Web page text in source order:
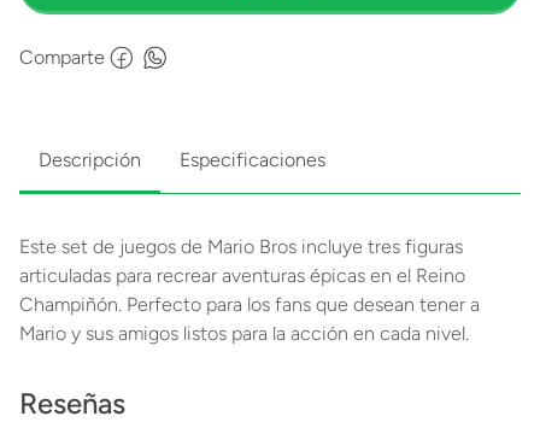
Comparte
Descripción Especificaciones
Este set de juegos de Mario Bros incluye tres figuras
articuladas para recrear aventuras épicas en el Reino
Champiñón. Perfecto para los fans que desean tener a
Mario y sus amigos listos para la acción en cada nivel.
Reseñas